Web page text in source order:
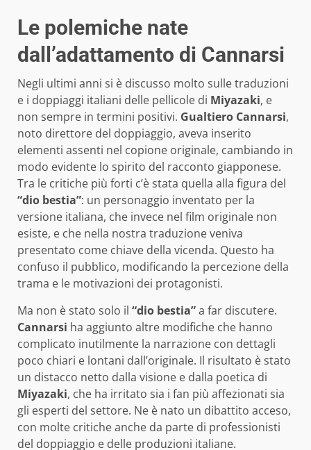
Le polemiche nate
dall’adattamento di Cannarsi
Negli ultimi anni si è discusso molto sulle traduzioni
e i doppiaggi italiani delle pellicole di Miyazaki, e
non sempre in termini positivi. Gualtiero Cannarsi,
noto direttore del doppiaggio, aveva inserito
elementi assenti nel copione originale, cambiando in
modo evidente lo spirito del racconto giapponese.
Tra le critiche più forti c’è stata quella alla figura del
“dio bestia”: un personaggio inventato per la
versione italiana, che invece nel film originale non
esiste, e che nella nostra traduzione veniva
presentato come chiave della vicenda. Questo ha
confuso il pubblico, modificando la percezione della
trama e le motivazioni dei protagonisti.
Ma non è stato solo il “dio bestia”a far discutere.
Cannarsi ha aggiunto altre modifiche che hanno
complicato inutilmente la narrazione con dettagli
poco chiari e lontani dall’originale. Il risultato è stato
un distacco netto dalla visione e dalla poetica di
Miyazaki, che ha irritato sia i fan più affezionati sia
gli esperti del settore. Ne è nato un dibattito acceso,
con molte critiche anche da parte di professionisti
del doppiaggio e delle produzioni italiane.